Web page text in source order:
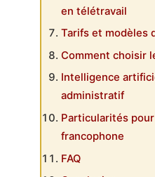
en télétravail
Tarifs et modèles
Comment choisir
Intelligence
administratif
Particularités
francophone
FAQ